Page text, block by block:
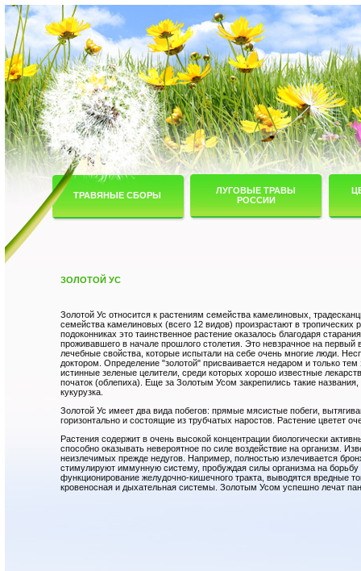
ТРАВЯНЫЕ СБОРЫ
ЛУГОВЫЕ ТРАВЫ
РОССИИ
ЗОЛОТОЙ УС
Золотой Ус относится к растениям семейства камелиновых,
семейства камелиновых (всего 12 видов) произрастают в
подоконниках это таинственное растение оказалось благодаря
проживавшего в начале прошлого столетия. Это невзрачное на
лечебные свойства, которые испытали на себе очень многие люди.
доктором. Определение "золотой" присваивается недаром и только
истинные зеленые целители, среди которых хорошо известные
початок (облепиха). Еще за Золотым Усом закрепились такие
кукурузка.
Золотой Ус имеет два вида побегов: прямые мясистые побеги,
горизонтально и состоящие из трубчатых наростов. Растение цветет
Растения содержит в очень высокой концентрации биологически
способно оказывать невероятное по силе воздействие на организм.
неизлечимых прежде недугов. Например, полностью излечивается
стимулируют иммунную систему, пробуждая силы организма на
функционирование желудочно-кишечного тракта, выводятся вредные
кровеносная и дыхательная системы. Золотым Усом успешно лечат